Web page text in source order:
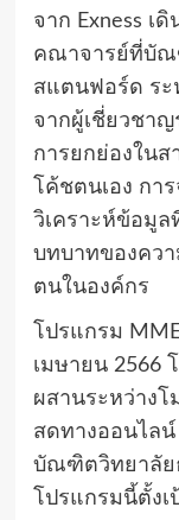
จาก Exness เดิ
คณาจารย์ที่บัณ
สแตนฟอร์ด ระ
จากผู้เชี่ยวชาญ
การยกย่องในส
โค้ชตนเอง กา
วิเคราะห์ข้อมู
บทบาทของคว
ตนในองค์กร
โปรแกรม
เมษายน 2566
ผสานระหว่างโ
สดทางออนไล
บัณฑิตวิทยาลัย
โปรแกรมนี้ตั้ง